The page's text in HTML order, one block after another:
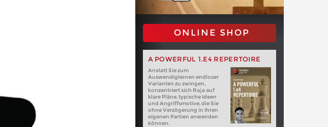
ONLINE SHOP
A POWERFUL 1.E4 REPERTOIRE
Anstatt Sie zum
Auswendiglernen endloser
Varianten zu zwingen,
konzentriert sich Raja auf
klare Pläne, typische Ideen
und Angriffsmotive, die Sie
ohne Verzögerung in Ihren
eigenen Partien anwenden
können.